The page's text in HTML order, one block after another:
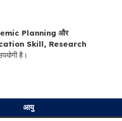
Planning और
Skill, Research
है।
आयु